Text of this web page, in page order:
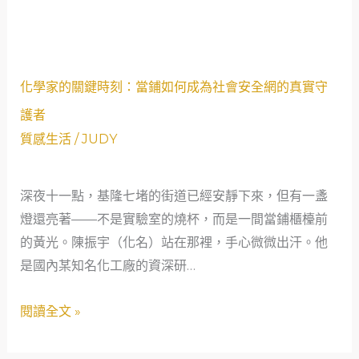
化學家的關鍵時刻：當鋪如何成為社會安全網的真實守
護者
質感生活/JUDY
深夜十一點，基隆七堵的街道已經安靜下來，但有一盞
燈還亮著——不是實驗室的燒杯，而是一間當鋪櫃檯前
的黃光。陳振宇（化名）站在那裡，手心微微出汗。他
是國內某知名化工廠的資深研…
化
的
鍵
時
刻：
當
如
閱讀全文 »